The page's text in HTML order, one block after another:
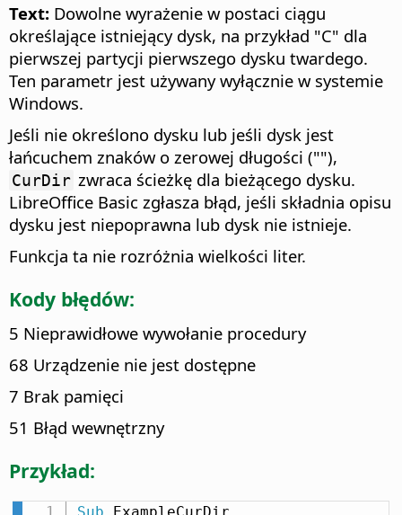
Text: Dowolne wyrażenie w postaci ciągu
określające istniejący dysk, na przykład "C" dla
pierwszej partycji pierwszego dysku twardego.
Ten parametr jest używany wyłącznie w systemie
Windows.
Jeśli nie określono dysku lub jeśli dysk jest
łańcuchem znaków o zerowej długości (""),
CurDir zwraca ścieżkę dla bieżącego dysku.
LibreOffice Basic zgłasza błąd, jeśli składnia opisu
dysku jest niepoprawna lub dysk nie istnieje.
Funkcja ta nie rozróżnia wielkości liter.
Kody błędów:
5 Nieprawidłowe wywołanie procedury
68 Urządzenie nie jest dostępne
7 Brak pamięci
51 Błąd wewnętrzny
Przykład: